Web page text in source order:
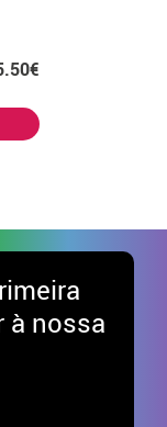
à nossa